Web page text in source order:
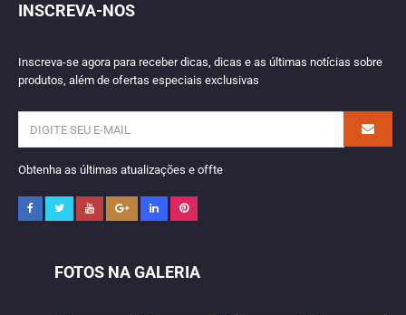
INSCREVA-NOS
Inscreva-se agora para receber dicas, dicas e as últimas notícias sobre
produtos, além de ofertas especiais exclusivas
Obtenha as últimas atualizações e offte
FOTOS NA GALERIA